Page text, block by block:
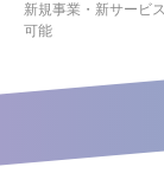
新規事業・新サービス
可能